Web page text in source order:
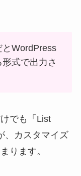
WordPress
式で出力さ
でも「List
、カスタマイズ
ります。